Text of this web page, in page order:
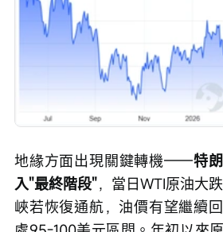
地緣方面出現關鍵轉機——特
入"最終階段"，當日WTI原油大
峽若恢復通航，油價有望繼續